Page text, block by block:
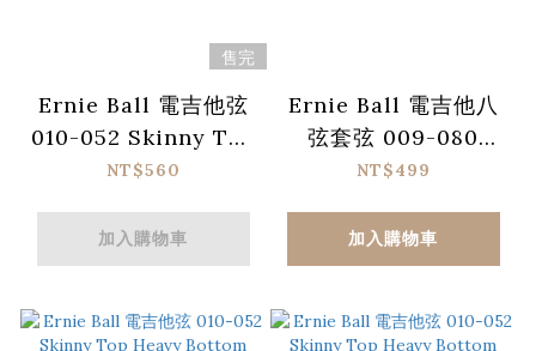
售完
Ernie Ball 電吉他弦
010-052 Skinny Top
Heavy Bottom
NT$560
加入購物車
Ernie Ball 電吉他八
弦套弦 009-080
Skinny Top Heavy
NT$499
加入購物車